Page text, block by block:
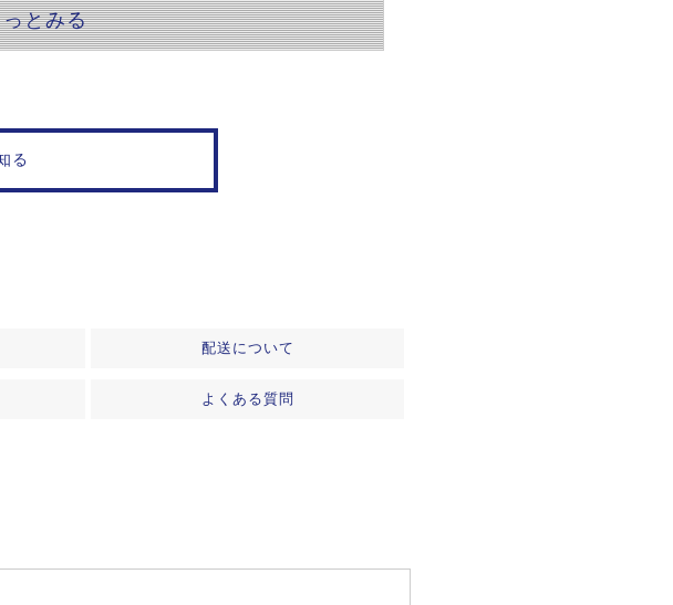
とみる
る
配送について
よくある質問